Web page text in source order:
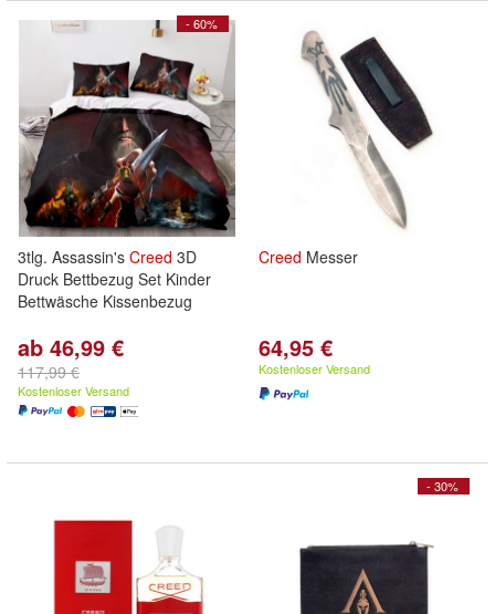
- 60%
3tlg. Assassin's Creed 3D
Druck Bettbezug Set Kinder
Bettwäsche Kissenbezug
ab 46,99 €
117,99 €
Kostenloser Versand
Creed Messer
64,95 €
Kostenloser Versand
- 30%